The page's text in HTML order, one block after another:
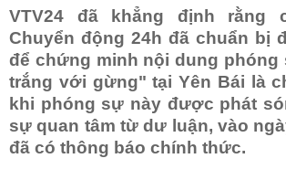
VTV24 đã khẳng định rằng
Chuyển động 24h đã chuẩn bị
để chứng minh nội dung
trắng với gừng" tại Yên Bái là
khi phóng sự này được phát
sự quan tâm từ dư luận, vào
đã có thông báo chính thức.